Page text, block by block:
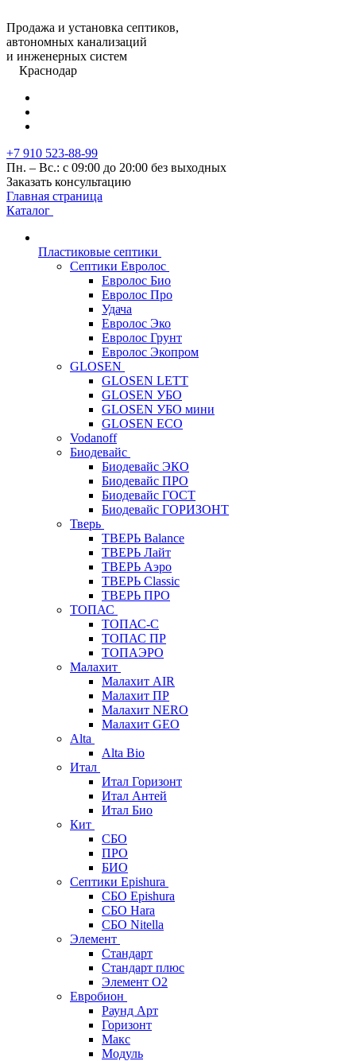
Продажа и установка септиков,
автономных канализаций
и инженерных систем
Краснодар
+7 910 523-88-99
Пн. – Вс.: с 09:00 до 20:00 без выходных
Заказать консультацию
Главная страница
Каталог
Пластиковые септики
Септики Евролос
Евролос Био
Евролос Про
Удача
Евролос Эко
Евролос Грунт
Евролос Экопром
GLOSEN
GLOSEN LETT
GLOSEN УБО
GLOSEN УБО мини
GLOSEN ECO
Vodanoff
Биодевайс
Биодевайс ЭКО
Биодевайс ПРО
Биодевайс ГОСТ
Биодевайс ГОРИЗОНТ
Тверь
ТВЕРЬ Balance
ТВЕРЬ Лайт
ТВЕРЬ Аэро
ТВЕРЬ Classic
ТВЕРЬ ПРО
ТОПАС
ТОПАС-С
ТОПАС ПР
ТОПАЭРО
Малахит
Малахит AIR
Малахит ПР
Малахит NERO
Малахит GEO
Alta
Alta Bio
Итал
Итал Горизонт
Итал Антей
Итал Био
Кит
СБО
ПРО
БИО
Септики Epishura
СБО Epishura
СБО Hara
СБО Nitella
Элемент
Стандарт
Стандарт плюс
Элемент О2
Евробион
Раунд Арт
Горизонт
Макс
Модуль